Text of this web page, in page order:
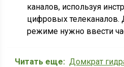
каналов, используя
цифровых телеканалов.
режиме нужно ввести
Читать еще: Домкрат